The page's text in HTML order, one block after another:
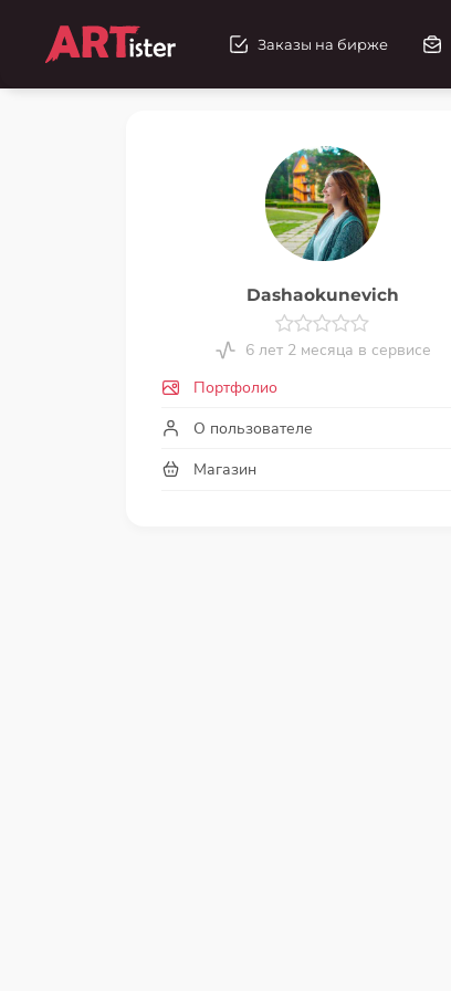
Заказы на бирже
Dashaokunevich
6 лет 2 месяца в сервисе
Портфолио
О пользователе
Магазин